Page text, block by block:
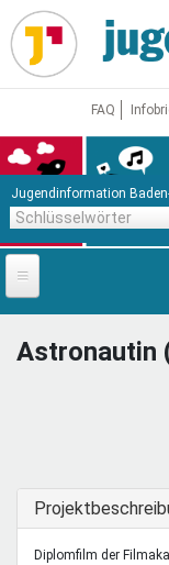
Direkt
zum
Inhalt
FAQ
Jugendinformation
Startseite
News
Mentoren & Projekte
Astronautin
Ausblenden
Diplomfilm der